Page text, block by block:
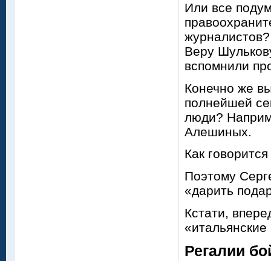
Или все
Веру
вспомнили
Конечно же
полнейшей
люди?
Алешиных.
Как
Поэтому
«дарить
Кстати,
Регалии